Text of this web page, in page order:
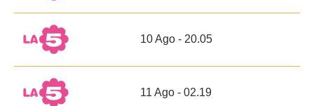
10 Ago - 20.05
11 Ago - 02.19